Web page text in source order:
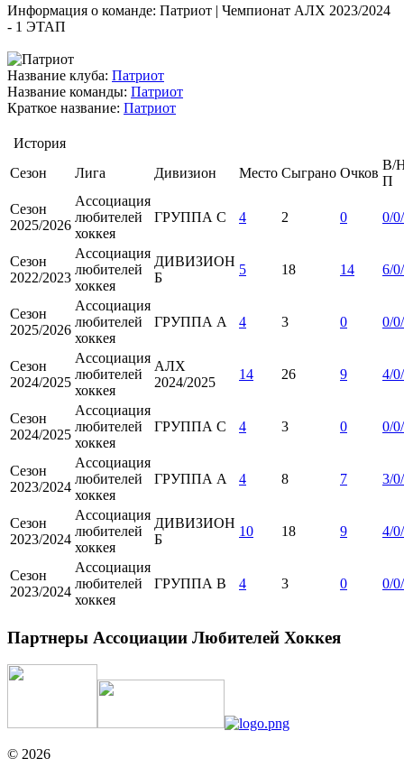
Информация о команде: Патриот | Чемпионат АЛХ 2023/2024
- 1 ЭТАП
Название клуба: Патриот
Название команды: Патриот
Краткое название: Патриот
История
Сезон
Лига Дивизион Место Сыграно Очков
В/
П
Сезон
2025/2026
Ассоциация
любителей
хоккея
ГРУППА С 4 2 0 0/
Сезон
2022/2023
Ассоциация
любителей
хоккея
ДИВИЗИОН
Б
5 18 14 6/
Сезон
2025/2026
Ассоциация
любителей
хоккея
ГРУППА А 4 3 0 0/
Сезон
2024/2025
Ассоциация
любителей
хоккея
АЛХ
2024/2025
14 26 9 4/
Сезон
2024/2025
Ассоциация
любителей
хоккея
ГРУППА С 4 3 0 0/
Сезон
2023/2024
Ассоциация
любителей
хоккея
ГРУППА А 4 8 7 3/
Сезон
2023/2024
Ассоциация
любителей
хоккея
ДИВИЗИОН
Б
10 18 9 4/
Сезон
2023/2024
Ассоциация
любителей
хоккея
ГРУППА B 4 3 0 0/
Партнеры Ассоциации Любителей Хоккея
© 2026